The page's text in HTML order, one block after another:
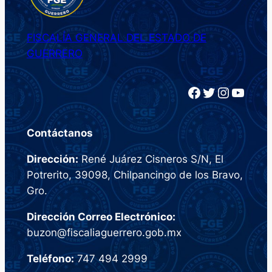
FISCALÍA GENERAL DEL ESTADO DE
GUERRERO
Facebook Twitter InstagramYouTube
Contáctanos
Dirección: René Juárez Cisneros S/N, El
Potrerito, 39098, Chilpancingo de los Bravo,
Gro.
Dirección Correo Electrónico:
buzon@fiscaliaguerrero.gob.mx
Teléfono:747 494 2999